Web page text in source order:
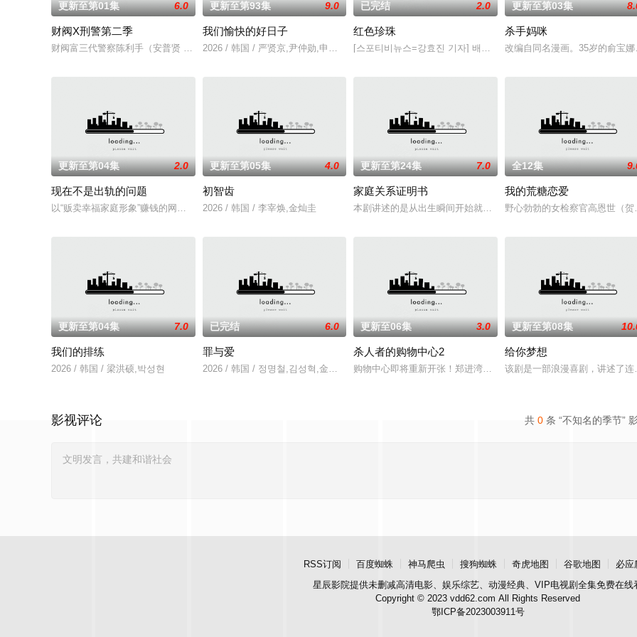
更新至第01集 6.0
财阀X刑警第二季
财阀富三代警察陈利手（安普贤 饰）华丽回归，完美蜕变为成熟专业的刑警，继续以财力同实力展开查案历险记。新上司朱惠拉（郑恩彩 饰）
更新至第93集 9.0
我们愉快的好日子
2026 / 韩国 / 严贤京,尹仲勋,申正允,尹多英,金惠玉,鲜于在德,尹多勋,文喜京,李商淑,郑孝彬,李家豪,郑永琡
已完结 2.0
红色珍珠
[스포티비뉴스=강효진 기자] 배우 박진희가 본격 컴백 활동에 나선
更新至第03集
杀手妈咪
改编自同名漫画。35岁的俞宝
更新至第04集 2.0
现在不是出轨的问题
以“贩卖幸福家庭形象”赚钱的网红夫妇，与他们正陷入泥淖般离婚诉讼的医师邻居。两对夫妻卷入连外遇都算小事的惊人秘密后，展开了一连串
更新至第05集 4.0
初智齿
2026 / 韩国 / 李宰焕,金灿圭
更新至第24集 7.0
家庭关系证明书
本剧讲述的是从出生瞬间开始就被打上家庭崩溃烙印的一个孩子和面
全12集
我的荒糖恋爱
野心勃勃的女检察官高恩世（
更新至第04集 7.0
我们的排练
2026 / 韩国 / 梁洪硕,박성현
已完结 6.0
罪与爱
2026 / 韩国 / 정명철,김성혁,金贤叙,정현웅
更新至06集 3.0
杀人者的购物中心2
购物中心即将重新开张！郑进湾（李栋旭 饰）和郑智安（金慧峻 饰
更新至第08集
给你梦想
该剧是一部浪漫喜剧，讲述了
共 0 条 “不知名的季节”
影视评论
RSS订阅 百度蜘蛛 神马爬虫 搜狗蜘蛛 奇虎地图 谷歌地图
必应
星辰影院提供未删减高清电影、娱乐综艺、动漫经典、VIP电视剧全集免费在线
Copyright © 2023 vdd62.com All Rights Reserved
鄂ICP备2023003911号